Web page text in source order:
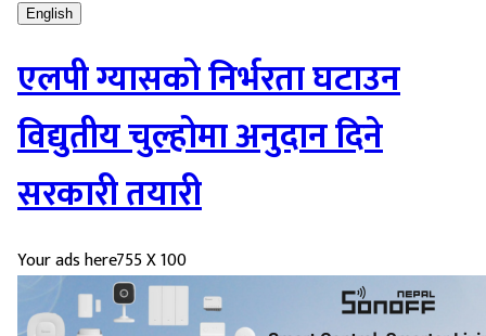
English
एलपी ग्यासको निर्भरता घटाउन
विद्युतीय चुल्होमा अनुदान दिने
सरकारी तयारी
Your ads here755 X 100